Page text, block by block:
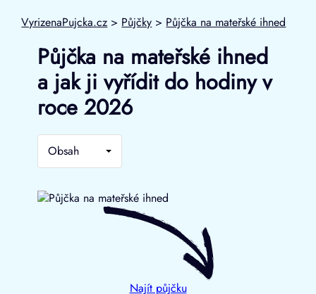
VyrizenaPujcka.cz > Půjčky > Půjčka na mateřské ihned
Půjčka na mateřské ihned
a jak ji vyřídit do hodiny v
roce 2026
Obsah
Najít půjčku